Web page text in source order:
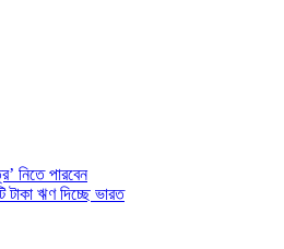
নিতে পারবেন
টাকা ঋণ দিচ্ছে ভারত